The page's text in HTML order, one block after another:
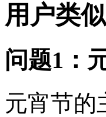
用户类
问题1：
元宵节的